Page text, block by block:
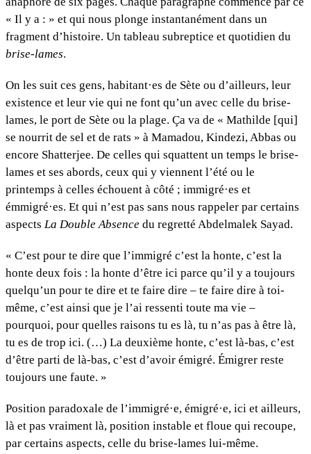
« Il y a : » et qui nous plonge instantanément dans un
fragment d’histoire. Un tableau subreptice et quotidien du
brise-lames.
On les suit ces gens, habitant·es de Sète ou d’ailleurs, leur
existence et leur vie qui ne font qu’un avec celle du brise-
lames, le port de Sète ou la plage. Ça va de « Mathilde [qui]
se nourrit de sel et de rats » à Mamadou, Kindezi, Abbas ou
encore Shatterjee. De celles qui squattent un temps le brise-
lames et ses abords, ceux qui y viennent l’été ou le
printemps à celles échouent à côté ; immigré·es et
émmigré·es. Et qui n’est pas sans nous rappeler par certains
aspects La Double Absence du regretté Abdelmalek Sayad.
« C’est pour te dire que l’immigré c’est la honte, c’est la
honte deux fois : la honte d’être ici parce qu’il y a toujours
quelqu’un pour te dire et te faire dire – te faire dire à toi-
même, c’est ainsi que je l’ai ressenti toute ma vie –
pourquoi, pour quelles raisons tu es là, tu n’as pas à être là,
tu es de trop ici. (…) La deuxième honte, c’est là-bas, c’est
d’être parti de là-bas, c’est d’avoir émigré. Émigrer reste
toujours une faute. »
Position paradoxale de l’immigré·e, émigré·e, ici et ailleurs,
là et pas vraiment là, position instable et floue qui recoupe,
par certains aspects, celle du brise-lames lui-même.